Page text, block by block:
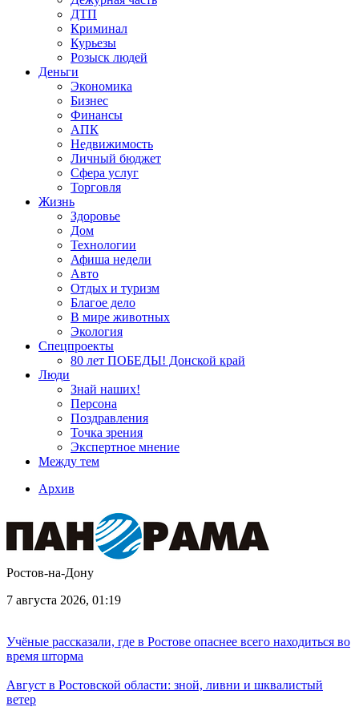
ДТП
Криминал
Курьезы
Розыск людей
Деньги
Экономика
Бизнес
Финансы
АПК
Недвижимость
Личный бюджет
Сфера услуг
Торговля
Жизнь
Здоровье
Дом
Технологии
Афиша недели
Авто
Отдых и туризм
Благое дело
В мире животных
Экология
Спецпроекты
80 лет ПОБЕДЫ! Донской край
Люди
Знай наших!
Персона
Поздравления
Точка зрения
Экспертное мнение
Между тем
Архив
Ростов-на-Дону
7 августа 2026, 01:19
Учёные рассказали, где в Ростове опаснее всего находиться во
время шторма
Август в Ростовской области: зной, ливни и шквалистый
ветер